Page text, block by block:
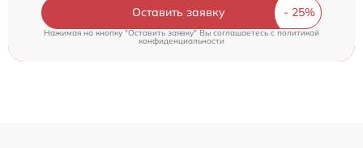
Оставить заявку
Нажимая на кнопку "Оставить заявку" Вы соглашаетесь cполитикой
конфиденциальности